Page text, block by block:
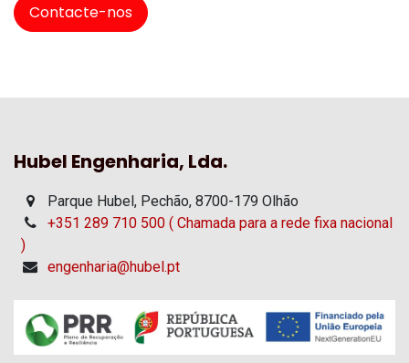
Contacte-nos
Hubel Engenharia, Lda.
Parque Hubel, Pechão, 8700-179 Olhão
+351 289 710 500 ( Chamada para a rede fixa nacional
)
engenharia@hubel.pt